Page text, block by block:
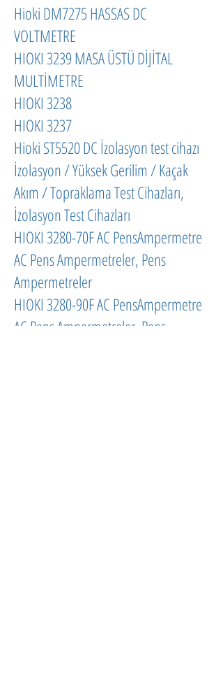
Hioki DM7275 HASSAS DC
VOLTMETRE
HIOKI 3239 MASA ÜSTÜ DİJİTAL
MULTİMETRE
HIOKI 3238
HIOKI 3237
Hioki ST5520 DC İzolasyon test cihazı
İzolasyon / Yüksek Gerilim / Kaçak
Akım / Topraklama Test Cihazları,
İzolasyon Test Cihazları
HIOKI 3280-70F AC PensAmpermetre
AC Pens Ampermetreler, Pens
Ampermetreler
HIOKI 3280-90F AC PensAmpermetre
AC Pens Ampermetreler, Pens